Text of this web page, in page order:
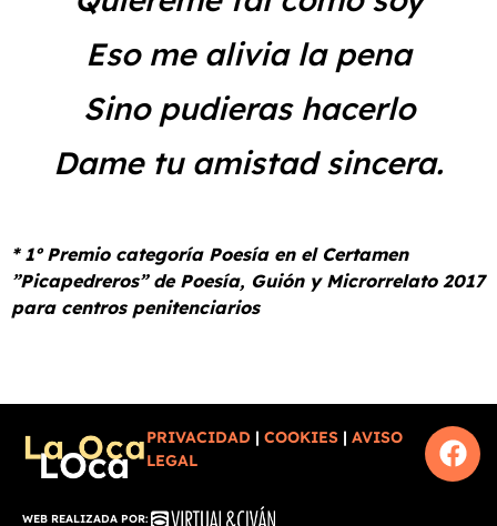
Eso me alivia la pena
Sino pudieras hacerlo
Dame tu amistad sincera.
* 1º Premio categoría Poesía en el Certamen
”Picapedreros” de Poesía, Guión y Microrrelato 2017
para centros penitenciarios
PRIVACIDAD | COOKIES | AVISO
LEGAL
WEB REALIZADA POR: